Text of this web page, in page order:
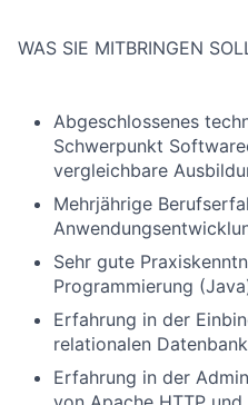
WAS SIE MITBRINGEN
Abgeschlossenes
Schwerpunkt
vergleichbare
Mehrjährige
Sehr gute
Programmierung
Erfahrung in der
relationalen
Erfahrung in der